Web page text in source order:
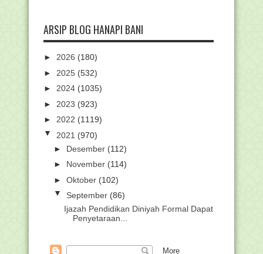
ARSIP BLOG HANAPI BANI
► 2026 (180)
► 2025 (532)
► 2024 (1035)
► 2023 (923)
► 2022 (1119)
▼ 2021 (970)
► Desember (112)
► November (114)
► Oktober (102)
▼ September (86)
Ijazah Pendidikan Diniyah Formal Dapat
Penyetaraan...
Modul Inplementasi Re...